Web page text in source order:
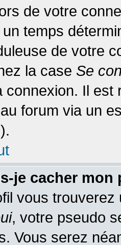
de votre
temps
de votre
la case Se
connexion. Il
forum via un
je cacher
vous
, votre pseudo
Vous serez